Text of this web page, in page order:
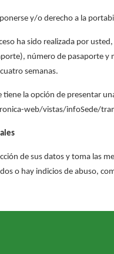
y/o derecho a la
ha sido realizada por
número de pasaporte y
semanas.
tiene la opción de presentar
web/vistas/infoSede/
de sus datos y toma las
o hay indicios de abuso,